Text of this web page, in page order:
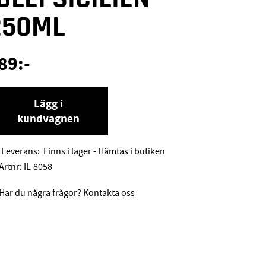
:-
Lägg i
kundvagnen
Leverans: Finns i lager - Hämtas i butiken
IL-8058
du några frågor? Kontakta oss